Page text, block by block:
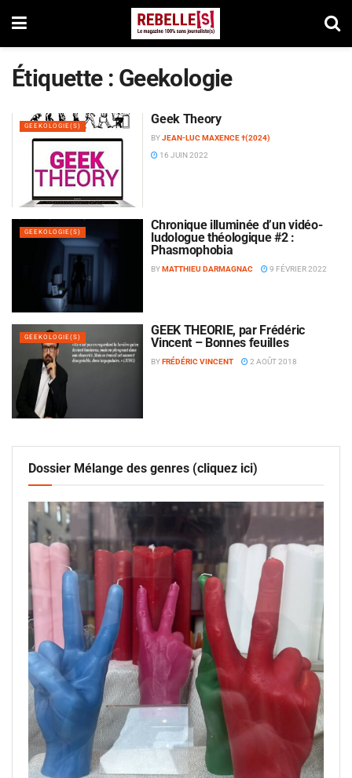
Étiquette : Geekologie
GEEKOLOGIE(S) Geek Theory
BYJEAN-LUC MAXENCE †(2024)
16 JUIN 2022
GEEKOLOGIE(S)
Chronique illuminée d’un vidéo-
ludologue théologique #2 :
Phasmophobia
BYMATTHIEU DARMAGNAC 9 FÉVRIER 2022
GEEKOLOGIE(S)
GEEK THEORIE, par Frédéric
Vincent – Bonnes feuilles
BYFRÉDÉRIC VINCENT 2 AOÛT 2018
Dossier Mélange des genres (cliquez ici)